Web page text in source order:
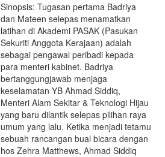
Sinopsis: Tugasan pertama Badriya
dan Mateen selepas menamatkan
latihan di Akademi PASAK (Pasukan
Sekuriti Anggota Kerajaan) adalah
sebagai pengawal peribadi kepada
para menteri kabinet. Badriya
bertanggungjawab menjaga
keselamatan YB Ahmad Siddiq,
Menteri Alam Sekitar & Teknologi Hijau
yang baru dilantik selepas pilihan raya
umum yang lalu. Ketika menjadi tetamu
sebuah rancangan bual bicara dengan
hos Zehra Matthews, Ahmad Siddiq